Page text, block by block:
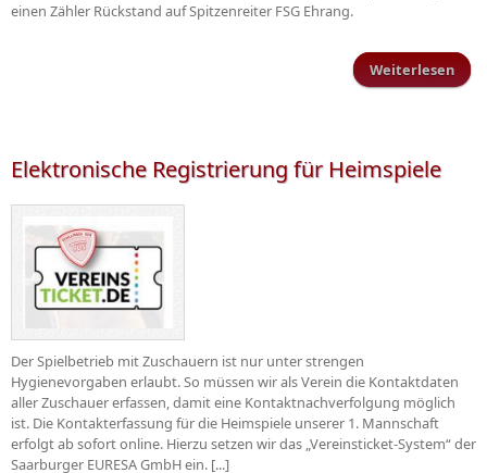
einen Zähler Rückstand auf Spitzenreiter FSG Ehrang.
Weiterlesen
Elektronische Registrierung für Heimspiele
Der Spielbetrieb mit Zuschauern ist nur unter strengen
Hygienevorgaben erlaubt. So müssen wir als Verein die Kontaktdaten
aller Zuschauer erfassen, damit eine Kontaktnachverfolgung möglich
ist. Die Kontakterfassung für die Heimspiele unserer 1. Mannschaft
erfolgt ab sofort online. Hierzu setzen wir das „Vereinsticket-System“ der
Saarburger EURESA GmbH ein. [...]